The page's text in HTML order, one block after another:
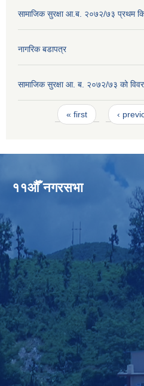
सामाजिक सुरक्षा आ.ब. २०७२/७३ प्रथम
नागरिक बडापत्र
सामाजिक सुरक्षा आ. ब. २०७२/७३ को
Pages« first ‹
११औँ नगरसभा